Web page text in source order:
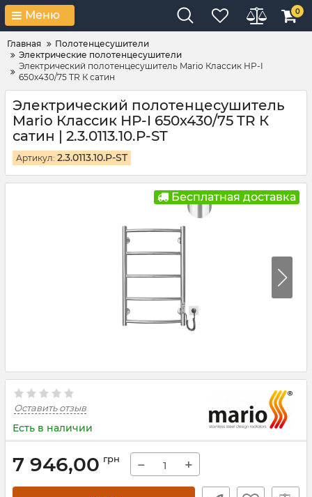
Меню 0
Главная
Полотенцесушители
Электрические полотенцесушители
Электрический полотенцесушитель Mario Классик НР-I
650х430/75 TR К сатин
Электрический полотенцесушитель
Mario Классик НР-I 650х430/75 TR К
сатин | 2.3.0113.10.P-ST
Артикул: 2.3.0113.10.P-ST
Бесплатная доставка
Оставить отзыв
Есть в наличии
7 946,00 грн − +